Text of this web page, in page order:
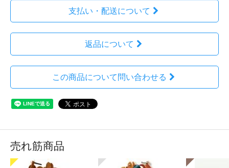
支払い・配送について
返品について
この商品について問い合わせる
売れ筋商品